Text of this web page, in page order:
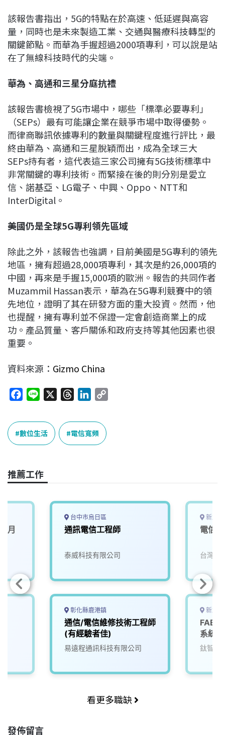
該報告書指出，5G的特點在於高速、低延遲與高容
量，同時也是未來製造工業、交通與醫療科技轉型的
關鍵節點。而華為手握超過2000項專利，可以說是站
在了無線科技時代的尖端。
華為、高通和三星分庭抗禮
該報告書檢視了5G市場中，哪些「標準必要專利」
（SEPs）最有可能讓企業在競爭市場中取得優勢。
而律商聯訊依據專利的數量與關鍵程度進行評比，最
終由華為、高通和三星脫穎而出，成為全球三大
SEPs持有者，這代表這三家公司擁有5G技術標準中
非常關鍵的專利技術。而緊接在後的則分別是愛立
信、諾基亞、LG電子、中興、Oppo、NTT和
InterDigital。
美國仍是全球5G專利領先區域
除此之外，該報告也強調，目前美國是5G專利的領先
地區，擁有超過28,000項專利，其次是約26,000項的
中國，再來是手握15,000項的歐洲。報告的共同作者
Muzammil Hassan表示，華為在5G專利競賽中的領
先地位，證明了其在研發方面的重大投資。然而，他
也提醒，擁有專利並不保證一定會創造商業上的成
功。產品質量、客戶關係和政府支持等其他因素也很
重要。
資料來源： Gizmo China
c
e
b
o
k
n
e
r
e
a
n
k
e
n
k
數位生活 電信寬頻
推薦工作
(月
台中市烏日區
通訊電信工程師
泰威科技有限公司
彰化縣鹿港鎮
通信/電信維修技術工程師
(有經驗者佳)
易遠程通訊科技有限公司
新北
電信
台灣威
新北
FAE
系統
鈦智科
看更多職缺
發佈留言